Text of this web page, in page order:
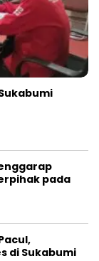
pada
di Sukabumi